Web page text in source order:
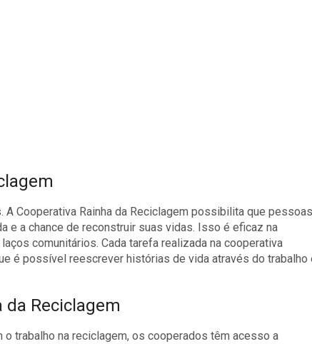
Cooperativa Rainha da Reciclagem possibilita que pessoas
e a chance de reconstruir suas vidas. Isso é eficaz na
comunitários. Cada tarefa realizada na cooperativa
é possível reescrever histórias de vida através do trabalho
da Reciclagem
trabalho na reciclagem, os cooperados têm acesso a